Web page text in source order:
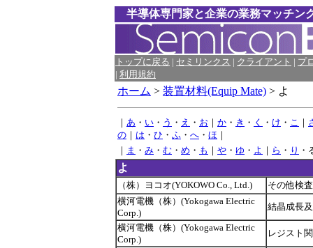
半導体専門家と企業の業務マッチン
トップに戻る | セミリンクス | クライアント | プ
| 利用規約
ホーム > 装置材料(Equip Mate) > よ
｜ あ ・ い ・ う ・ え ・ お ｜ か ・ き ・ く ・ け ・ こ ｜
の ｜ は ・ ひ ・ ふ ・ へ ・ ほ ｜
｜ ま ・ み ・ む ・ め ・ も ｜ や ・ ゆ ・ よ ｜ ら ・ り ・
よ
（株）ヨコオ(YOKOWO Co., Ltd.)
その他検
横河電機（株）(Yokogawa Electric
Corp.)
結晶成長
横河電機（株）(Yokogawa Electric
Corp.)
レジスト